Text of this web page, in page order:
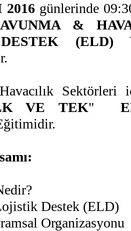
2016 günlerinde
&
Sektörleri
VE TEK"
Destek (ELD)
Organizasyonu